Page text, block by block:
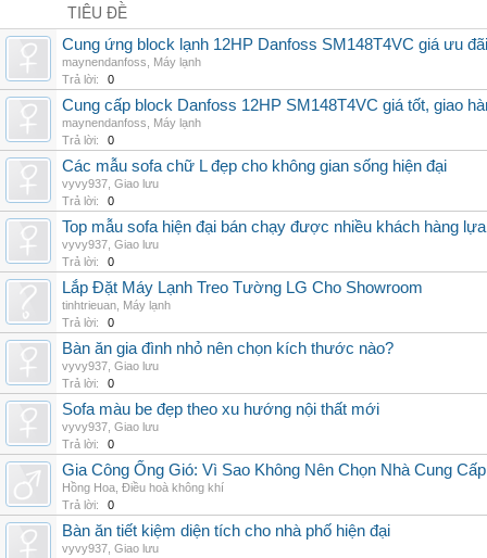
TIÊU ĐỀ
Cung ứng block lạnh 12HP Danfoss SM148T4VC giá ưu
maynendanfoss
Máy lạnh
Trả lời:
0
Cung cấp block Danfoss 12HP SM148T4VC giá tốt, giao
maynendanfoss
Máy lạnh
Trả lời:
0
Các mẫu sofa chữ L đẹp cho không gian sống hiện đại
vyvy937 Giao lưu
Trả lời:
0
Top mẫu sofa hiện đại bán chạy được nhiều khách hàng
vyvy937 Giao lưu
Trả lời:
0
Lắp Đặt Máy Lạnh Treo Tường LG Cho Showroom
tinhtrieuan Máy lạnh
Trả lời:
0
Bàn ăn gia đình nhỏ nên chọn kích thước nào?
vyvy937 Giao lưu
Trả lời:
0
Sofa màu be đẹp theo xu hướng nội thất mới
vyvy937 Giao lưu
Trả lời:
0
Gia Công Ống Gió: Vì Sao Không Nên Chọn Nhà Cung
Hồng Hoa Điều hoà không khí
Trả lời:
0
Bàn ăn tiết kiệm diện tích cho nhà phố hiện đại
vyvy937 Giao lưu